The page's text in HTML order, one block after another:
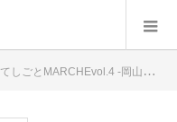
てしごとMARCHEvol.4 -岡山市サウスヴィレッジ – 2025.10.11,10.12